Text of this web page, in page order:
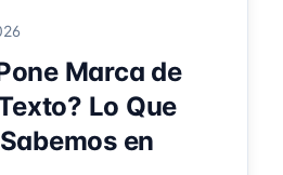
Marca de
Lo Que
en